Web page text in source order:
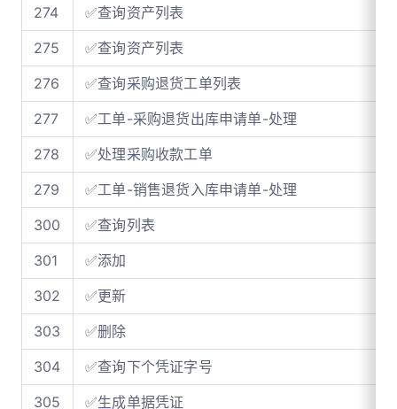
274
✅查询资产列表
275
✅查询资产列表
276
✅查询采购退货工单列表
277
✅工单-采购退货出库申请单-处理
278
✅处理采购收款工单
279
✅工单-销售退货入库申请单-处理
300
✅查询列表
301
✅添加
302
✅更新
303
✅删除
304
✅查询下个凭证字号
305
✅生成单据凭证